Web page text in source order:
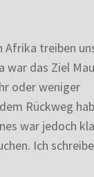
Afrika treiben
war das Ziel
oder weniger
Rückweg
war jedoch
Ich